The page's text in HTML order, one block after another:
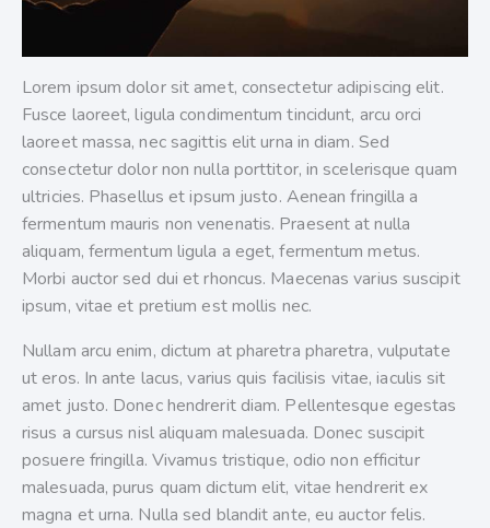
Lorem ipsum dolor sit amet, consectetur adipiscing elit.
Fusce laoreet, ligula condimentum tincidunt, arcu orci
laoreet massa, nec sagittis elit urna in diam. Sed
consectetur dolor non nulla porttitor, in scelerisque quam
ultricies. Phasellus et ipsum justo. Aenean fringilla a
fermentum mauris non venenatis. Praesent at nulla
aliquam, fermentum ligula a eget, fermentum metus.
Morbi auctor sed dui et rhoncus. Maecenas varius suscipit
ipsum, vitae et pretium est mollis nec.
Nullam arcu enim, dictum at pharetra pharetra, vulputate
ut eros. In ante lacus, varius quis facilisis vitae, iaculis sit
amet justo. Donec hendrerit diam. Pellentesque egestas
risus a cursus nisl aliquam malesuada. Donec suscipit
posuere fringilla. Vivamus tristique, odio non efficitur
malesuada, purus quam dictum elit, vitae hendrerit ex
magna et urna. Nulla sed blandit ante, eu auctor felis.